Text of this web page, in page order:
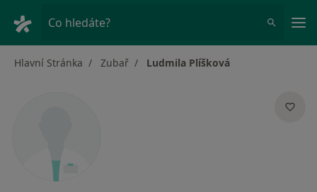
Co hledáte?
Hlavní Stránka Zubař Ludmila Plíšková